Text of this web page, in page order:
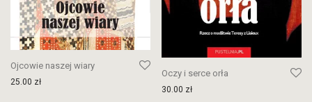
Ojcowie naszej wiary
25.00 zł
Oczy i serce orła
30.00 zł